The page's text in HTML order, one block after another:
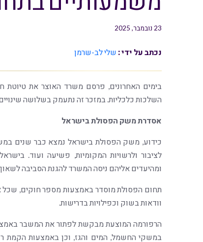
23 נובמבר, 2025
נכתב על ידי : שלי לב-שרמן
השלכות כלכליות. במזכר זה נתעמק בשלושה
אסדרת משק הפסולת בישראל
כידוע, משק הפסולת בישראל נמצא כבר שנים
ומהיעדים אליהם ניסה המשרד להגנת הסביבה
תחום הפסולת מוסדר באמצעות מספר חוקים, שכל
וודאות בשוק וכפילויות בדרישות.
הרפורמה המוצעת מבקשת לפתור את המשבר
במשקי החשמל, המים והגז, וכן באמצעות